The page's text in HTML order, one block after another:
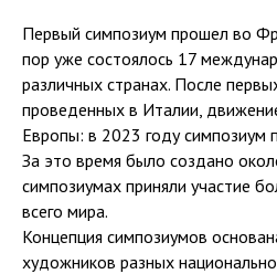
Первый симпозиум прошел во
пор уже состоялось 17
различных странах. После
проведенных в Италии,
Европы: в 2023 году симпозиум
За это время было создано
симпозиумах приняли участие
всего мира.
Концепция симпозиумов
художников разных